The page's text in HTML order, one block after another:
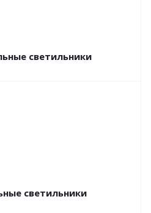
светильники
светильники